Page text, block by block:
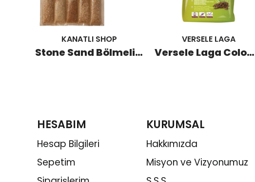
KANATLI SHOP
Stone Sand Bölmeli 1 KG (20 Adet)
VERSELE LAGA
Versele Laga Colombine Energy Corn Ic+ Güvercin Pelet Yem 15 KG
HESABIM
Hesap Bilgileri
Sepetim
KURUMSAL
Hakkımızda
Misyon ve Vizyonumuz